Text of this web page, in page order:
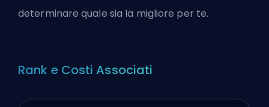
determinare quale sia la migliore per te.
Rank e Costi Associati